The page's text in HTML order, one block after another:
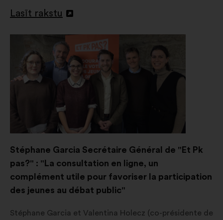
Lasīt rakstu
Atvērt
Stéphane Garcia Secrétaire Général de "Et Pk
pas?" : "La consultation en ligne, un
complément utile pour favoriser la participation
des jeunes au débat public"
Stéphane Garcia et Valentina Holecz (co-présidente de